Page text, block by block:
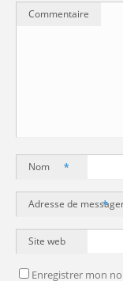
Commentaire
Nom *
Adresse de *
Site web
Enregistrer mon